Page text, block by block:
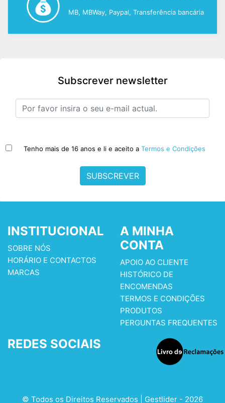
MB, MBWay, Paypal, Transferência bancária
Subscrever newsletter
Tenho mais de 16 anos e li e aceito a Termos e Condições
SUBSCREVER
INSTITUCIONAL
SOBRE NÓS
HORÁRIO E CONTACTOS
MARCAS
A MINHA
CONTA
APOIO AO CLIENTE
HISTÓRICO DE
ENCOMENDAS
TERMOS E CONDIÇÕES
PRODUTOS
PERGUNTAS FREQUENTES
REDES SOCIAIS
© Todos os Direitos Reservados | Gestlider - 2026